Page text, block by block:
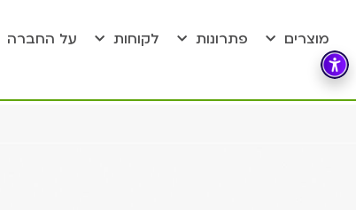
מוצרים פתרונות לקוחות על החברה